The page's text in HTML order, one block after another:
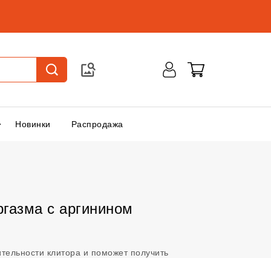
Новинки Распродажа
с аргинином
клитора и поможет получить